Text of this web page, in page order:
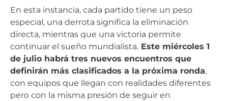
En esta instancia, cada partido tiene un peso
especial, una derrota significa la eliminación
directa, mientras que una victoria permite
continuar el sueño mundialista. Este miércoles 1
de julio habrá tres nuevos encuentros que
definirán más clasificados a la próxima ronda,
con equipos que llegan con realidades diferentes
pero con la misma presión de seguir en